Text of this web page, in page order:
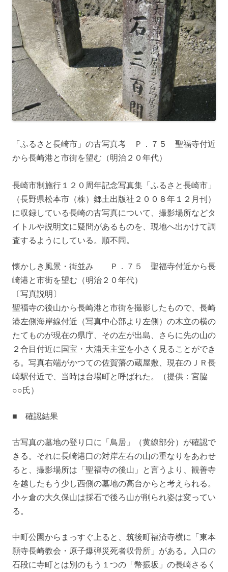
「ふるさと長崎市」の古写真考 Ｐ．７５ 聖福寺付近
から長崎港と市街を望む（明治２０年代）
長崎市制施行１２０周年記念写真集「ふるさと長崎市」
（長野県松本市（株）郷土出版社２００８年１２月刊）
に収録している長崎の古写真について、撮影場所などタ
イトルや説明文に疑問があるものを、現地へ出かけて調
査するようにしている。順不同。
懐かしき風景・街並み Ｐ．７５ 聖福寺付近から長
崎港と市街を望む（明治２０年代）
〔写真説明〕
聖福寺の後山から長崎港と市街を撮影したもので、長崎
港左側海岸線付近（写真中心部より左側）の木立の横の
たてものが現在の県庁、その左が出島、さらに先の山の
２合目付近に国宝・大浦天主堂を小さく見ることができ
る。写真右端がかつての佐賀藩の蔵屋敷、現在のＪＲ長
崎駅付近で、当時は台場町と呼ばれた。（提供：宮脇
○○氏）
■ 確認結果
古写真の墓地の登り口に「鳥居」（黄線部分）が確認で
きる。それに長崎港口の対岸左右の山の重なりをあわせ
ると、撮影場所は「聖福寺の後山」と言うより、観善寺
を越したもう少し西側の墓地の高台からと考えられる。
小ヶ倉の大久保山は採石で後ろ山が削られ姿は変ってい
る。
中町公園からまっすぐ上ると、筑後町福済寺横に「東本
願寺長崎教会・原子爆弾災死者収骨所」がある。入口の
石段に寺町とは別のもう１つの「幣振坂」の長崎さるく